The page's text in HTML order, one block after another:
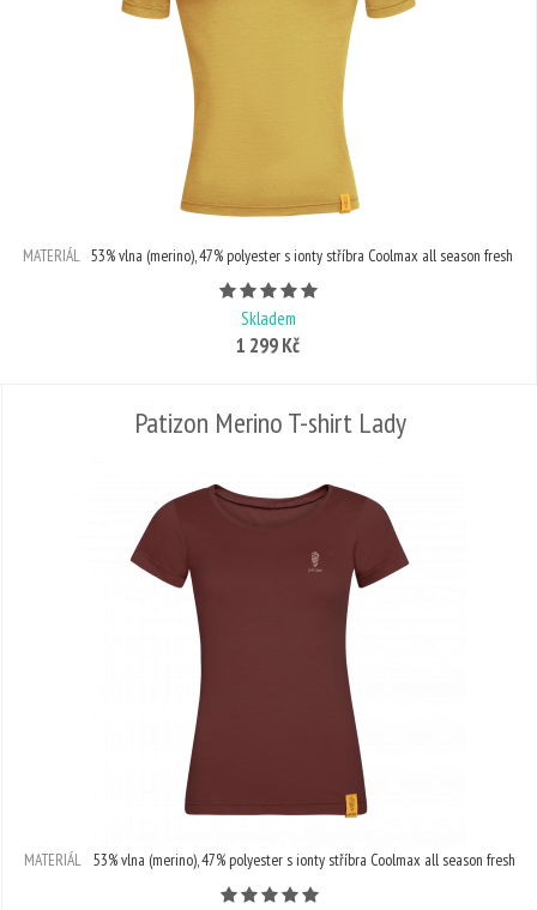
MATERIÁL 53% vlna (merino), 47% polyester s ionty stříbra Coolmax all season fresh
Skladem
1 299 Kč
Patizon Merino T-shirt Lady
MATERIÁL 53% vlna (merino), 47% polyester s ionty stříbra Coolmax all season fresh